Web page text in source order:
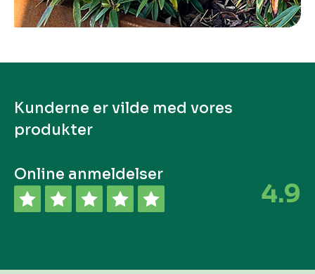
Kunderne er vilde med vores
produkter
Online anmeldelser
4.9